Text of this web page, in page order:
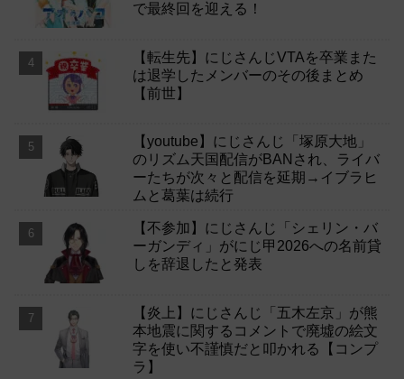
で最終回を迎える！
【転生先】にじさんじVTAを卒業また
は退学したメンバーのその後まとめ
【前世】
【youtube】にじさんじ「塚原大地」
のリズム天国配信がBANされ、ライバ
ーたちが次々と配信を延期→イブラヒ
ムと葛葉は続行
【不参加】にじさんじ「シェリン・バ
ーガンディ」がにじ甲2026への名前貸
しを辞退したと発表
【炎上】にじさんじ「五木左京」が熊
本地震に関するコメントで廃墟の絵文
字を使い不謹慎だと叩かれる【コンプ
ラ】